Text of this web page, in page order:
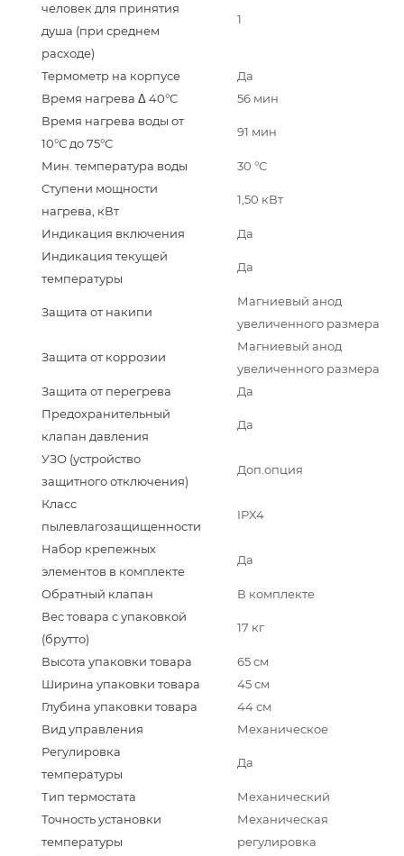
человек для принятия
душа (при среднем
расходе)
1
Термометр на корпусе
Да
Время нагрева Δ 40°С
56 мин
Время нагрева воды от
10°С до 75°С
91 мин
Мин. температура воды
30 °С
Ступени мощности
нагрева, кВт
1,50 кВт
Индикация включения
Да
Индикация текущей
температуры
Да
Защита от накипи
Магниевый анод
увеличенного размера
Защита от коррозии
Магниевый анод
увеличенного размера
Защита от перегрева
Да
Предохранительный
клапан давления
Да
УЗО (устройство
защитного отключения)
Доп.опция
Класс
пылевлагозащищенности
IPX4
Набор крепежных
элементов в комплекте
Да
Обратный клапан
В комплекте
Вес товара с упаковкой
(брутто)
17 кг
Высота упаковки товара
65 см
Ширина упаковки товара
45 см
Глубина упаковки товара
44 см
Вид управления
Механическое
Регулировка
температуры
Да
Тип термостата
Механический
Точность установки
температуры
Механическая
регулировка